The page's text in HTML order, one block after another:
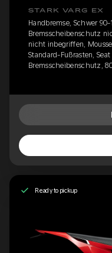
STARK VARG EX
Handbremse, Schwer
Bremsscheibenschutz
nicht inbegriffen,
Standard-Fußrasten,
Bremsscheibenschutz,
Ready to pickup